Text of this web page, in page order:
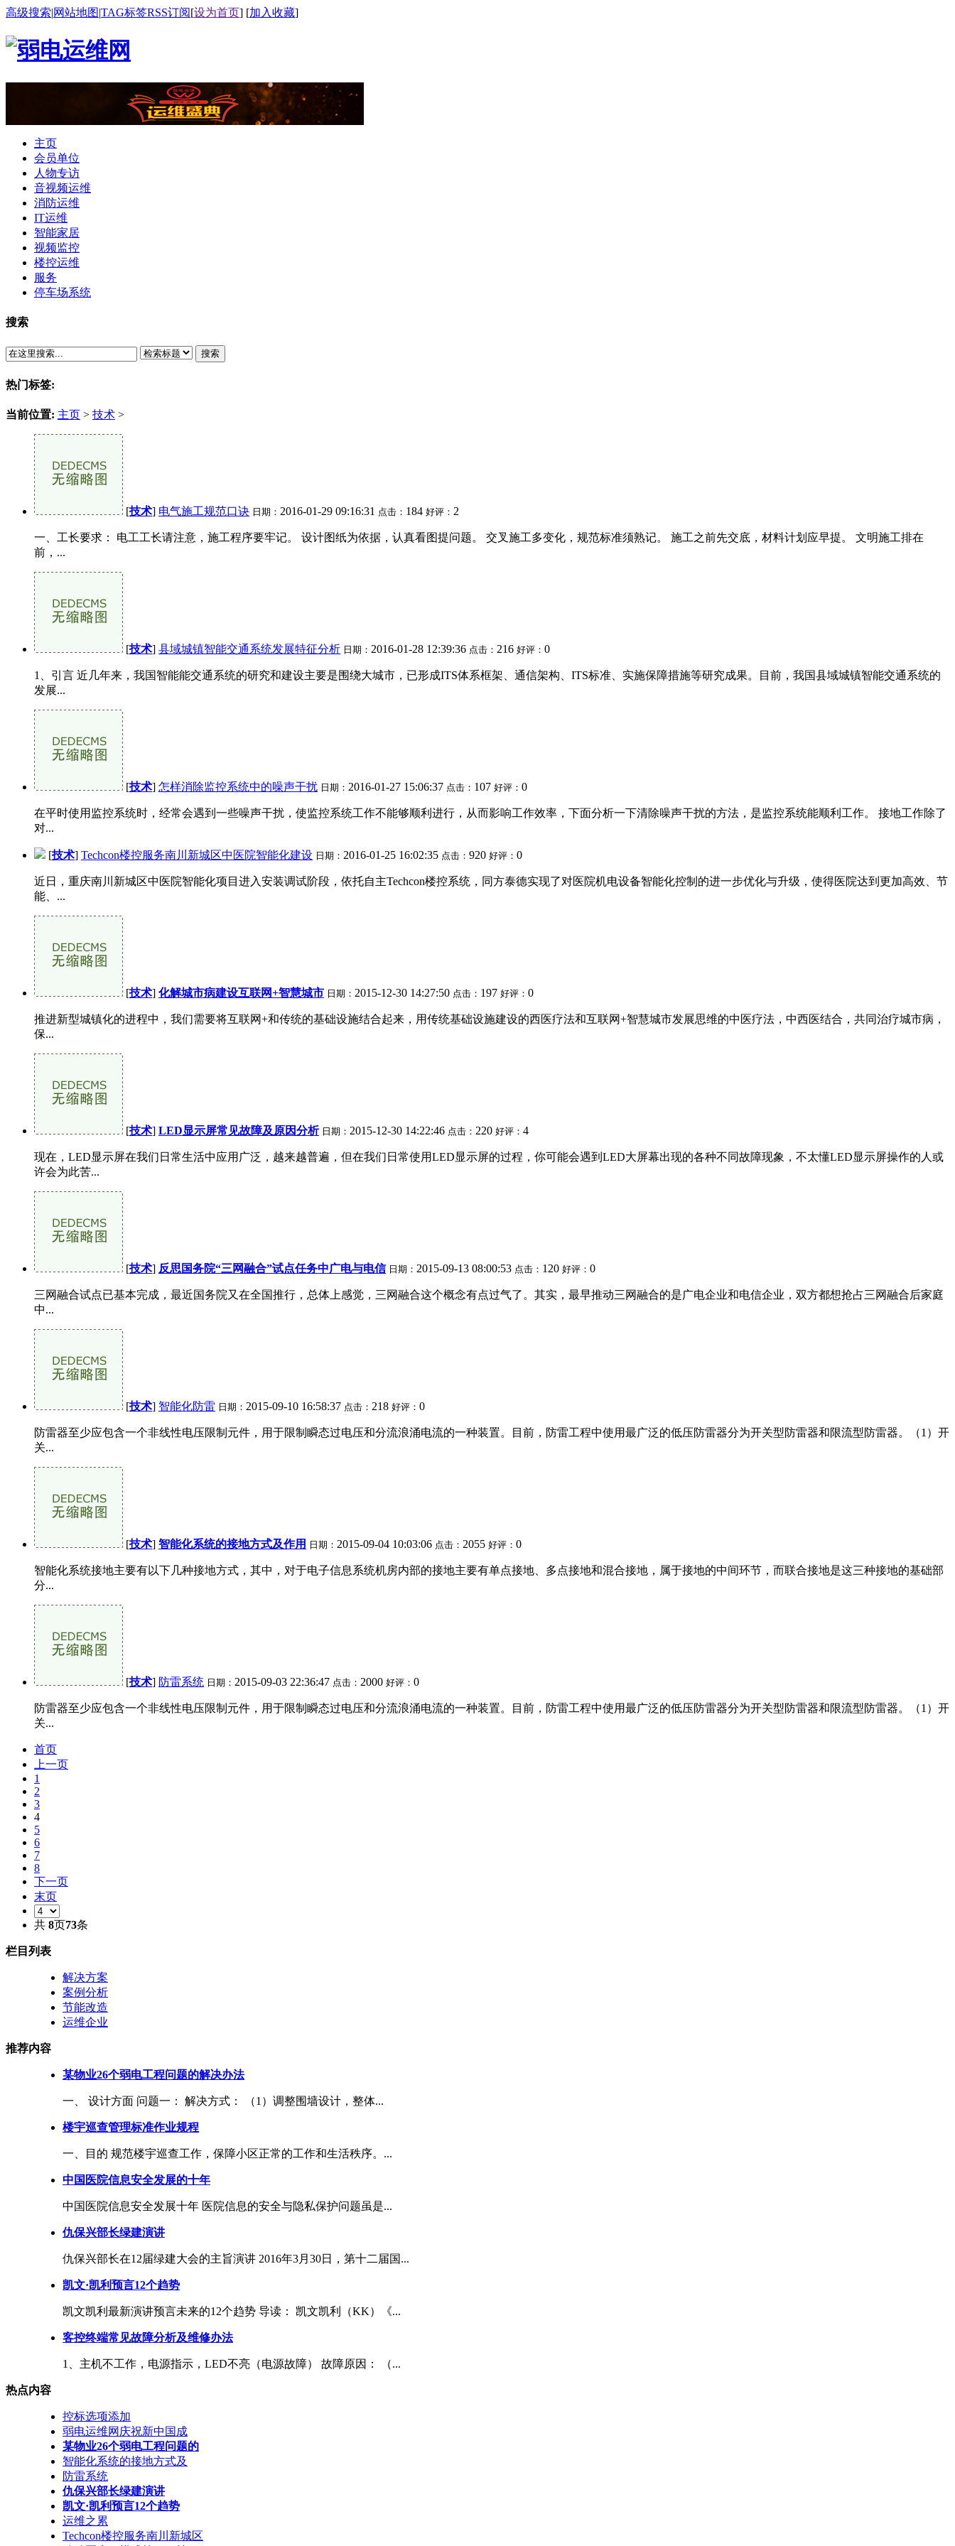
高级搜索|网站地图|TAG标签RSS订阅[设为首页] [加入收藏]
主页
会员单位
人物专访
音视频运维
消防运维
IT运维
智能家居
视频监控
楼控运维
服务
停车场系统
搜索
搜索
热门标签:
当前位置: 主页 > 技术 >
[技术] 电气施工规范口诀 日期： 2016-01-29 09:16:31 点击： 184 好评： 2
一、工长要求： 电工工长请注意，施工程序要牢记。 设计图纸为依据，认真看图提问题。 交叉施工多变化，规范标准须熟记。 施工之前先交底，材料计划应早提。 文明施工排在
前，...
[技术] 县域城镇智能交通系统发展特征分析 日期： 2016-01-28 12:39:36 点击： 216 好评： 0
1、引言 近几年来，我国智能能交通系统的研究和建设主要是围绕大城市，已形成ITS体系框架、通信架构、ITS标准、实施保障措施等研究成果。目前，我国县域城镇智能交通系统的
发展...
[技术] 怎样消除监控系统中的噪声干扰 日期： 2016-01-27 15:06:37 点击： 107 好评： 0
在平时使用监控系统时，经常会遇到一些噪声干扰，使监控系统工作不能够顺利进行，从而影响工作效率，下面分析一下清除噪声干扰的方法，是监控系统能顺利工作。 接地工作除了
对...
[技术] Techcon楼控服务南川新城区中医院智能化建设 日期： 2016-01-25 16:02:35 点击： 920 好评： 0
近日，重庆南川新城区中医院智能化项目进入安装调试阶段，依托自主Techcon楼控系统，同方泰德实现了对医院机电设备智能化控制的进一步优化与升级，使得医院达到更加高效、节
能、...
[技术] 化解城市病建设互联网+智慧城市 日期： 2015-12-30 14:27:50 点击： 197 好评： 0
推进新型城镇化的进程中，我们需要将互联网+和传统的基础设施结合起来，用传统基础设施建设的西医疗法和互联网+智慧城市发展思维的中医疗法，中西医结合，共同治疗城市病，
保...
[技术] LED显示屏常见故障及原因分析 日期： 2015-12-30 14:22:46 点击： 220 好评： 4
现在，LED显示屏在我们日常生活中应用广泛，越来越普遍，但在我们日常使用LED显示屏的过程，你可能会遇到LED大屏幕出现的各种不同故障现象，不太懂LED显示屏操作的人或
许会为此苦...
[技术] 反思国务院“三网融合”试点任务中广电与电信 日期： 2015-09-13 08:00:53 点击： 120 好评： 0
三网融合试点已基本完成，最近国务院又在全国推行，总体上感觉，三网融合这个概念有点过气了。其实，最早推动三网融合的是广电企业和电信企业，双方都想抢占三网融合后家庭
中...
[技术] 智能化防雷 日期： 2015-09-10 16:58:37 点击： 218 好评： 0
防雷器至少应包含一个非线性电压限制元件，用于限制瞬态过电压和分流浪涌电流的一种装置。目前，防雷工程中使用最广泛的低压防雷器分为开关型防雷器和限流型防雷器。（1）开
关...
[技术] 智能化系统的接地方式及作用 日期： 2015-09-04 10:03:06 点击： 2055 好评： 0
智能化系统接地主要有以下几种接地方式，其中，对于电子信息系统机房内部的接地主要有单点接地、多点接地和混合接地，属于接地的中间环节，而联合接地是这三种接地的基础部
分...
[技术] 防雷系统 日期： 2015-09-03 22:36:47 点击： 2000 好评： 0
防雷器至少应包含一个非线性电压限制元件，用于限制瞬态过电压和分流浪涌电流的一种装置。目前，防雷工程中使用最广泛的低压防雷器分为开关型防雷器和限流型防雷器。（1）开
关...
首页
上一页
1
2
3
4
5
6
7
8
下一页
末页
共 8页73条
栏目列表
解决方案
案例分析
节能改造
运维企业
推荐内容
某物业26个弱电工程问题的解决办法
一、 设计方面 问题一： 解决方式： （1）调整围墙设计，整体...
楼宇巡查管理标准作业规程
一、目的 规范楼宇巡查工作，保障小区正常的工作和生活秩序。...
中国医院信息安全发展的十年
中国医院信息安全发展十年 医院信息的安全与隐私保护问题虽是...
仇保兴部长绿建演讲
仇保兴部长在12届绿建大会的主旨演讲 2016年3月30日，第十二届国...
凯文·凯利预言12个趋势
凯文凯利最新演讲预言未来的12个趋势 导读： 凯文凯利（KK）《...
客控终端常见故障分析及维修办法
1、主机不工作，电源指示，LED不亮（电源故障） 故障原因： （...
热点内容
控标选项添加
弱电运维网庆祝新中国成
某物业26个弱电工程问题的
智能化系统的接地方式及
防雷系统
仇保兴部长绿建演讲
凯文·凯利预言12个趋势
运维之累
Techcon楼控服务南川新城区